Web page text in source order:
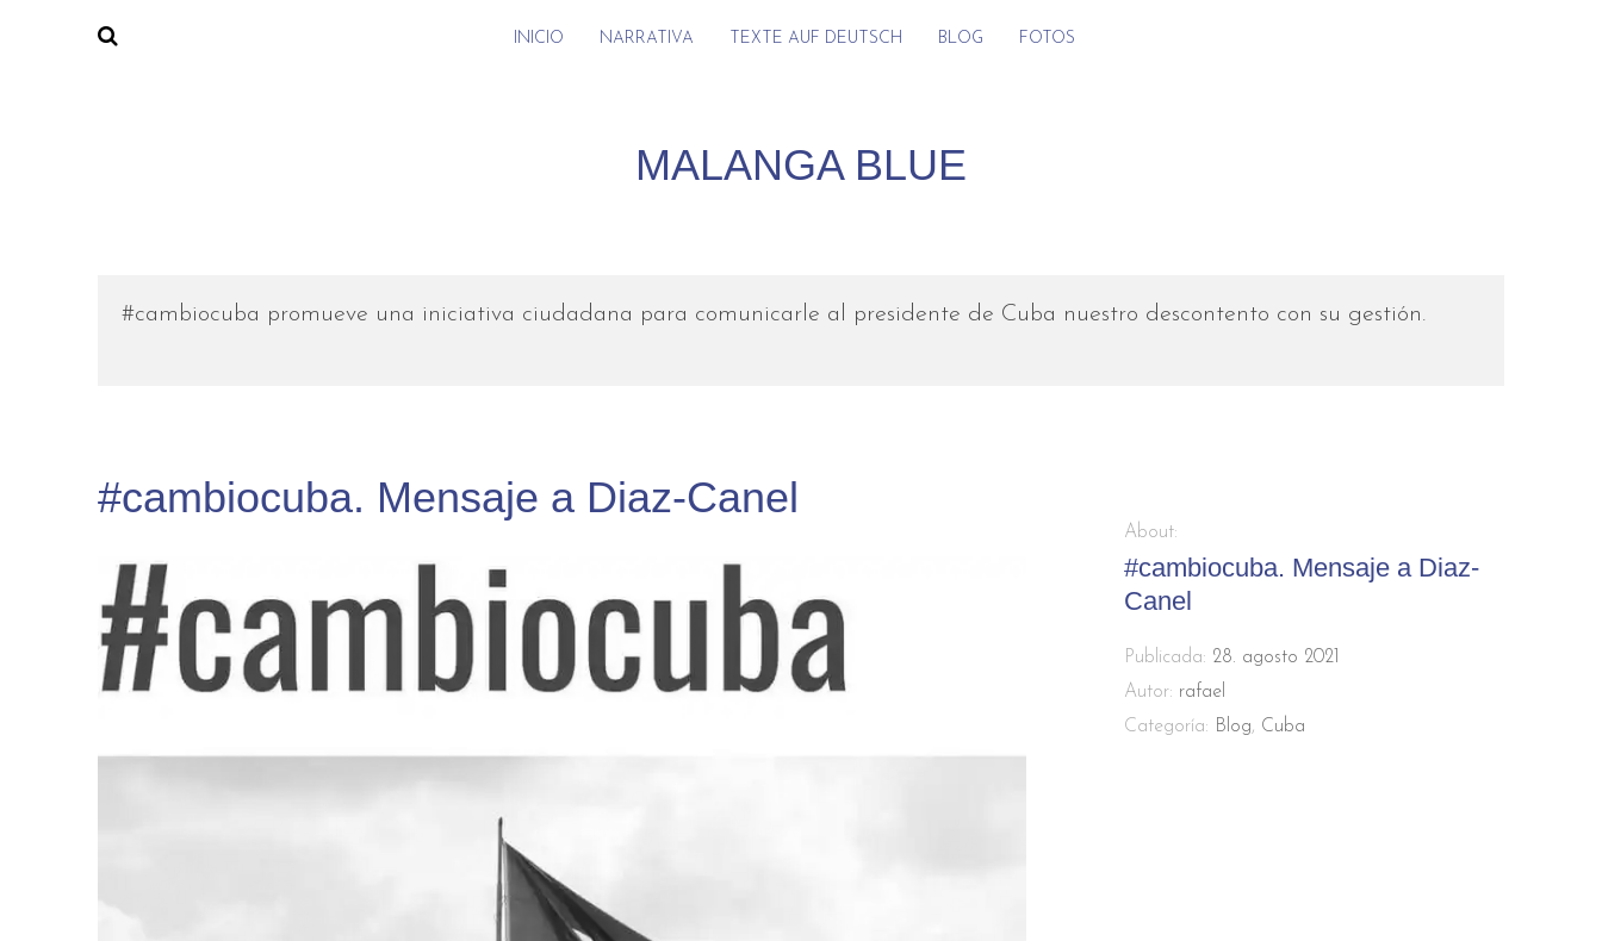
INICIO NARRATIVA TEXTE AUF DEUTSCH BLOG FOTOS
MALANGA BLUE
#cambiocuba promueve una iniciativa ciudadana para comunicarle al presidente de Cuba nuestro descontento con su gestión.
#cambiocuba. Mensaje a Diaz-Canel
About:
#cambiocuba. Mensaje a Diaz-
Canel
Publicada: 28. agosto 2021
Autor: rafael
Categoría: Blog, Cuba